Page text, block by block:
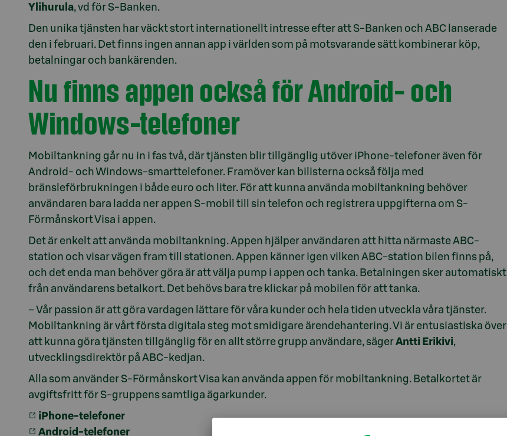
Ylihurula, vd för S-Banken.
Den unika tjänsten har väckt stort internationellt intresse efter att S-Banken och ABC lanserade
den i februari. Det finns ingen annan app i världen som på motsvarande sätt kombinerar köp,
betalningar och bankärenden.
Nu finns appen också för Android- och
Windows-telefoner
Mobiltankning går nu in i fas två, där tjänsten blir tillgänglig utöver iPhone-telefoner även för
Android- och Windows-smarttelefoner. Framöver kan bilisterna också följa med
bränsleförbrukningen i både euro och liter. För att kunna använda mobiltankning behöver
användaren bara ladda ner appen S-mobil till sin telefon och registrera uppgifterna om S-
Förmånskort Visa i appen.
Det är enkelt att använda mobiltankning. Appen hjälper användaren att hitta närmaste ABC-
station och visar vägen fram till stationen. Appen känner igen vilken ABC-station bilen finns på,
och det enda man behöver göra är att välja pump i appen och tanka. Betalningen sker automatiskt
från användarens betalkort. Det behövs bara tre klickar på mobilen för att tanka.
– Vår passion är att göra vardagen lättare för våra kunder och hela tiden utveckla våra tjänster.
Mobiltankning är vårt första digitala steg mot smidigare ärendehantering. Vi är entusiastiska över
att kunna göra tjänsten tillgänglig för en allt större grupp användare, sägerAntti Erikivi,
utvecklingsdirektör på ABC-kedjan.
Alla som använder S-Förmånskort Visa kan använda appen för mobiltankning. Betalkortet är
avgiftsfritt för S-gruppens samtliga ägarkunder.
iPhone-telefoner
Android-telefoner